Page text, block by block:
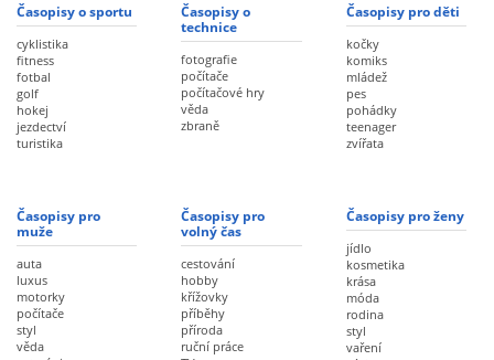
Časopisy o sportu
cyklistika
fitness
fotbal
golf
hokej
jezdectví
turistika
Časopisy o
technice
fotografie
počítače
počítačové hry
věda
zbraně
Časopisy pro děti
kočky
komiks
mládež
pes
pohádky
teenager
zvířata
Časopisy pro
muže
auta
luxus
motorky
počítače
styl
věda
Časopisy pro
volný čas
cestování
hobby
křížovky
příběhy
příroda
ruční práce
Časopisy pro ženy
jídlo
kosmetika
krása
móda
rodina
styl
vaření